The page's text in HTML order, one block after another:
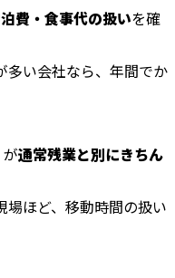
費・食事代の扱いを確
多い会社なら、年間でか
通常残業と別にきちん
場ほど、移動時間の扱い